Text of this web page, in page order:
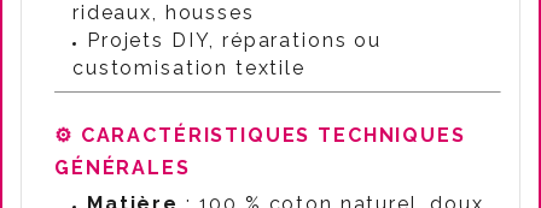
rideaux, housses
Projets DIY, réparations ou
customisation textile
⚙️ CARACTÉRISTIQUES TECHNIQUES
GÉNÉRALES